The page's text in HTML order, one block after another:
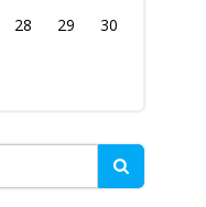
28 29
30